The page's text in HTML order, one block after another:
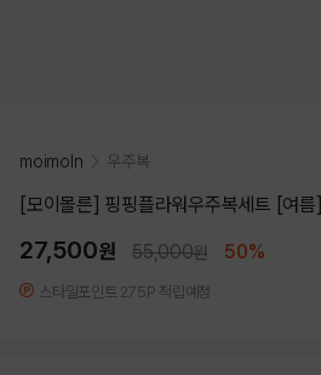
moimoln 우주복
[모이몰른] 핑핑플라워우주복세트 [여름]
27,500원 55,000원 50%
스타일포인트 275P 적립예정